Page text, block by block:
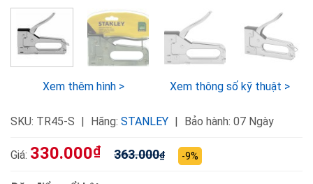
Xem thêm hình > Xem thông số kỹ thuật >
SKU: TR45-S Hãng: STANLEY Bảo hành: 07 Ngày
Giá: 330.000₫ 363.000₫ -9%